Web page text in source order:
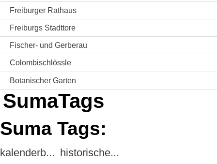
Freiburger Rathaus
Freiburgs Stadttore
Fischer- und Gerberau
Colombischlössle
Botanischer Garten
SumaTags
Suma Tags:
kalenderb... historische...